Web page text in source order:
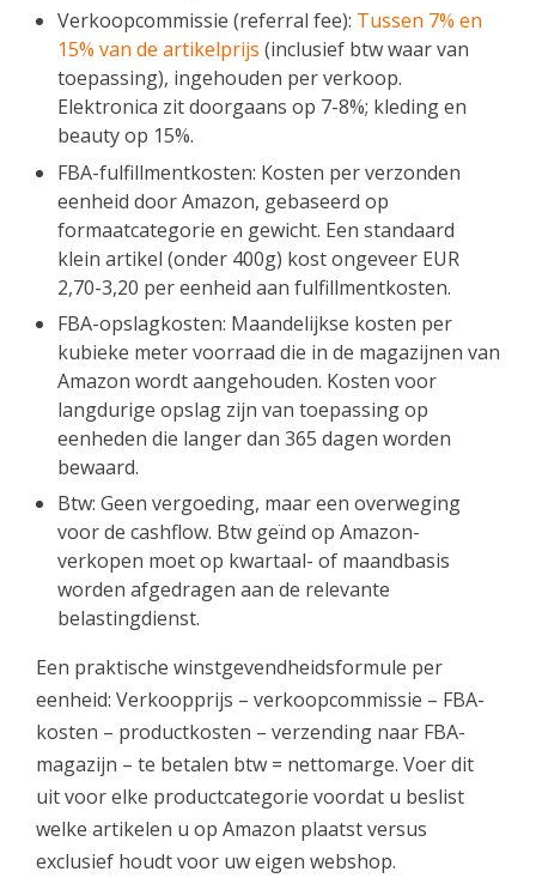
Verkoopcommissie (referral fee): Tussen 7% en
15% van de artikelprijs (inclusief btw waar van
toepassing), ingehouden per verkoop.
Elektronica zit doorgaans op 7-8%; kleding en
beauty op 15%.
FBA-fulfillmentkosten: Kosten per verzonden
eenheid door Amazon, gebaseerd op
formaatcategorie en gewicht. Een standaard
klein artikel (onder 400g) kost ongeveer EUR
2,70-3,20 per eenheid aan fulfillmentkosten.
FBA-opslagkosten: Maandelijkse kosten per
kubieke meter voorraad die in de magazijnen van
Amazon wordt aangehouden. Kosten voor
langdurige opslag zijn van toepassing op
eenheden die langer dan 365 dagen worden
bewaard.
Btw: Geen vergoeding, maar een overweging
voor de cashflow. Btw geïnd op Amazon-
verkopen moet op kwartaal- of maandbasis
worden afgedragen aan de relevante
belastingdienst.
Een praktische winstgevendheidsformule per
eenheid: Verkoopprijs – verkoopcommissie – FBA-
kosten – productkosten – verzending naar FBA-
magazijn – te betalen btw = nettomarge. Voer dit
uit voor elke productcategorie voordat u beslist
welke artikelen u op Amazon plaatst versus
exclusief houdt voor uw eigen webshop.